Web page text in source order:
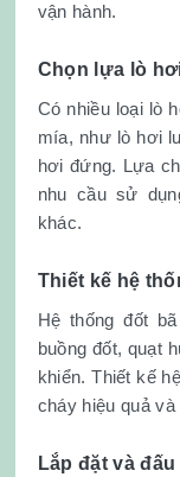
vận hành.
Chọn lựa lò
Có nhiều loại lò
mía, như lò hơi
hơi đứng. Lựa
nhu cầu sử
khác.
Thiết kế hệ
Hệ thống đốt
buồng đốt, quạt
khiển. Thiết kế
cháy hiệu quả và
Lắp đặt và